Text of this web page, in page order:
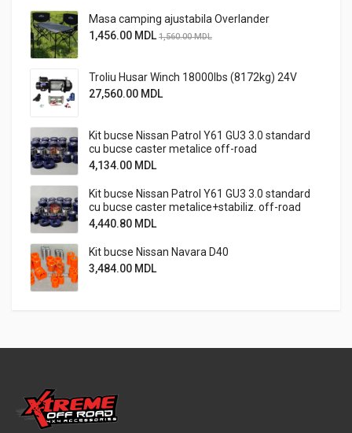
Masa camping ajustabila Overlander
1,456.00 MDL 1,560.00MDL
Troliu Husar Winch 18000lbs (8172kg) 24V
27,560.00 MDL
Kit bucse Nissan Patrol Y61 GU3 3.0 standard
cu bucse caster metalice off-road
4,134.00 MDL
Kit bucse Nissan Patrol Y61 GU3 3.0 standard
cu bucse caster metalice+stabiliz. off-road
4,440.80 MDL
Kit bucse Nissan Navara D40
3,484.00 MDL